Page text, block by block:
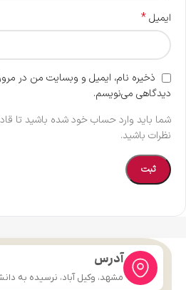
ایمیل*
ذخیره نام، ایمیل و وبسایت من در
دیدگاهی می‌نویسم.
شما باید وارد حساب خود شده باشید تا
نظرات باشید.
آدرس
مشهد، وکیل آباد، نرسیده به